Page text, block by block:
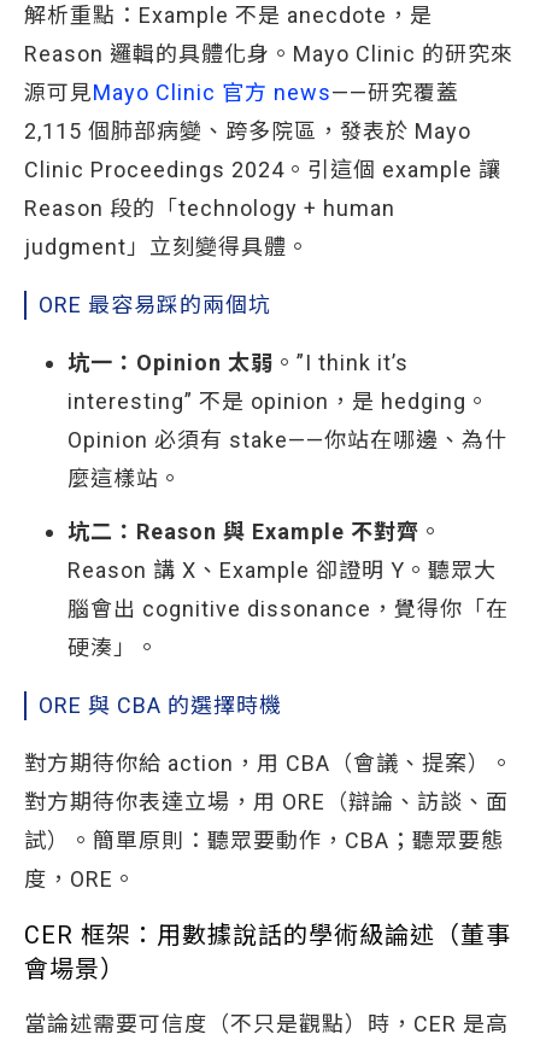
解析重點：Example 不是 anecdote，是
Reason 邏輯的具體化身。Mayo Clinic 的研究來
源可見Mayo Clinic 官方 news——研究覆蓋
2,115 個肺部病變、跨多院區，發表於 Mayo
Clinic Proceedings 2024。引這個 example 讓
Reason 段的「technology + human
judgment」立刻變得具體。
ORE 最容易踩的兩個坑
坑一：Opinion 太弱 。”I think it’s
interesting” 不是 opinion，是 hedging。
Opinion 必須有 stake——你站在哪邊、為什
麼這樣站。
坑二：Reason 與 Example 不對齊 。
Reason 講 X、Example 卻證明 Y。聽眾大
腦會出 cognitive dissonance，覺得你「在
硬湊」。
ORE 與 CBA 的選擇時機
對方期待你給 action，用 CBA（會議、提案）。
對方期待你表達立場，用 ORE（辯論、訪談、面
試）。簡單原則：聽眾要動作，CBA；聽眾要態
度，ORE。
CER 框架：用數據說話的學術級論述（董事
會場景）
當論述需要可信度（不只是觀點）時，CER 是高